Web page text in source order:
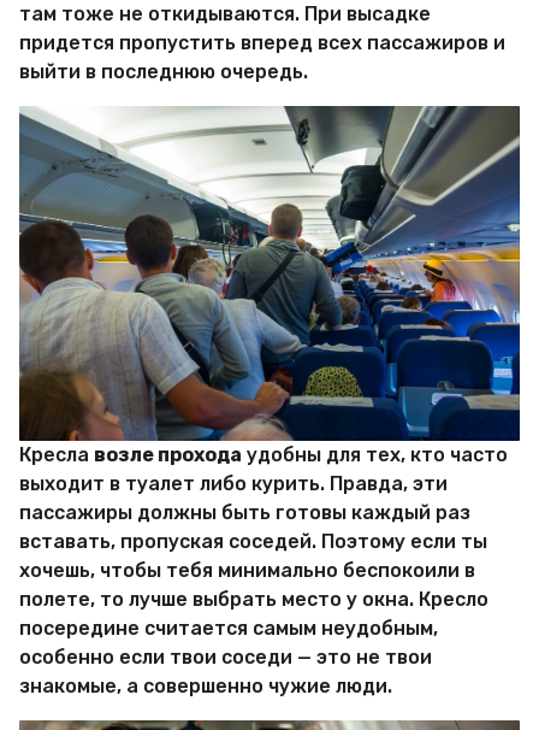
там тоже не откидываются. При высадке
придется пропустить вперед всех пассажиров и
выйти в последнюю очередь.
Кресла возле прохода удобны для тех, кто часто
выходит в туалет либо курить. Правда, эти
пассажиры должны быть готовы каждый раз
вставать, пропуская соседей. Поэтому если ты
хочешь, чтобы тебя минимально беспокоили в
полете, то лучше выбрать место у окна. Кресло
посередине считается самым неудобным,
особенно если твои соседи — это не твои
знакомые, а совершенно чужие люди.